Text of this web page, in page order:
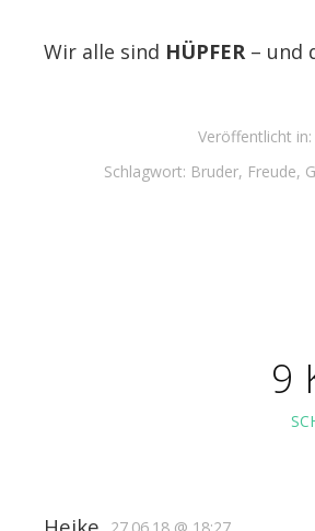
Wir alle sind HÜPFER– und
Veröffentlicht in:
Schlagwort: Bruder, Freude,
9